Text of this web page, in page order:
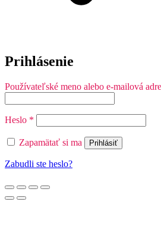
Prihlásenie
Používateľské meno alebo e-mailová
Heslo *
Zapamätať si ma Prihlásiť
Zabudli ste heslo?